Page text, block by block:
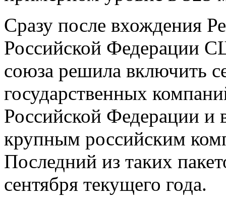
Сразу после вхождения
Российской Федерации
союза решила включить
государственных
Российской Федерации и
крупным российским
Последний из таких
сентября текущего года.